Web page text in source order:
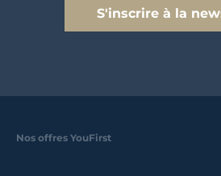
S'inscrire à la
Nos offres YouFirst